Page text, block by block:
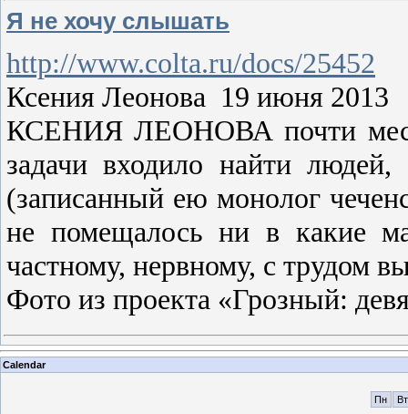
Я не хочу слышать
http://www.colta.ru/docs/25452
Ксения Леонова 19 июня 2013
КСЕНИЯ ЛЕОНОВА почти
задачи входило найти
(записанный ею монолог
не помещалось ни в какие
частному, нервному, с трудом
Фото из проекта «Грозный:
Calendar
Пн Вт